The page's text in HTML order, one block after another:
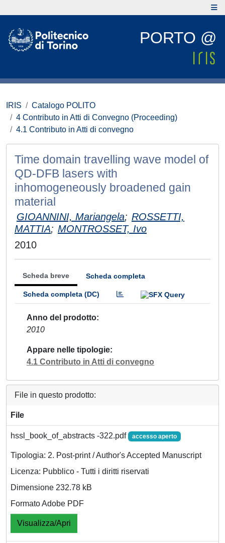
PORTO @
IRIS
Catalogo POLITO
4 Contributo in Atti di Convegno (Proceeding)
4.1 Contributo in Atti di convegno
Time domain travelling wave model of
QD-DFB lasers with
inhomogeneously broadened gain
material
GIOANNINI, Mariangela; ROSSETTI,
MATTIA; MONTROSSET, Ivo
2010
Scheda breve Scheda completa
Scheda completa (DC)
Anno del prodotto
2010
Appare nelle tipologie
4.1 Contributo in Atti di convegno
File in questo prodotto:
File
hssl_book_of_abstracts -322.pdf accesso aperto
Tipologia: 2. Post-print / Author's Accepted Manuscript
Licenza: Pubblico - Tutti i diritti riservati
Dimensione 232.78 kB
Formato Adobe PDF
Visualizza/Apri